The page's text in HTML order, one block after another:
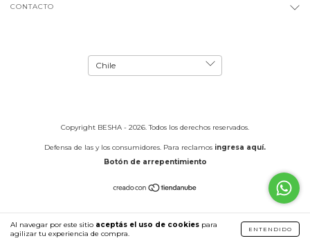
Al navegar por este sitio aceptás el uso de cookies para
agilizar tu experiencia de compra.
ENTENDIDO
CONTACTO
Copyright BESHA - 2026. Todos los derechos reservados.
Defensa de las y los consumidores. Para reclamos ingresa aquí.
Botón de arrepentimiento